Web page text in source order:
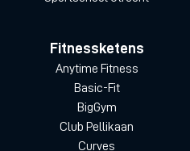
Fitnessketens
Anytime Fitness
Basic-Fit
BigGym
Club Pellikaan
Curves